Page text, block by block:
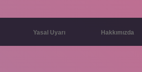
Yasal Uyarı Hakkımızda